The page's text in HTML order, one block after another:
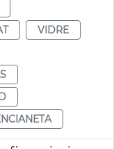
VIDRE